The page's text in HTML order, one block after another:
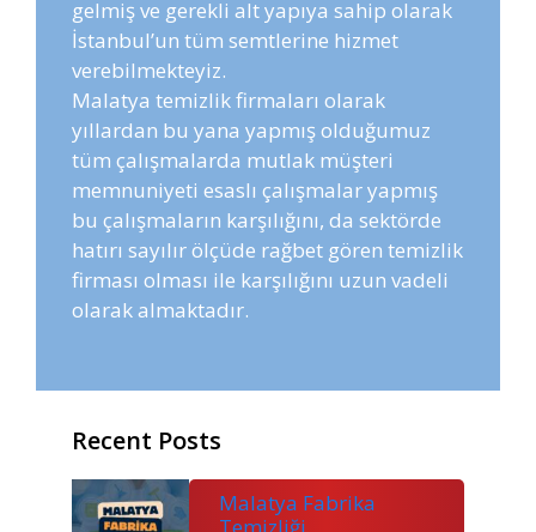
gelmiş ve gerekli alt yapıya sahip olarak
İstanbul’un tüm semtlerine hizmet
verebilmekteyiz.
Malatya temizlik firmaları olarak
yıllardan bu yana yapmış olduğumuz
tüm çalışmalarda mutlak müşteri
memnuniyeti esaslı çalışmalar yapmış
bu çalışmaların karşılığını, da sektörde
hatırı sayılır ölçüde rağbet gören temizlik
firması olması ile karşılığını uzun vadeli
olarak almaktadır.
Recent Posts
Malatya Fabrika